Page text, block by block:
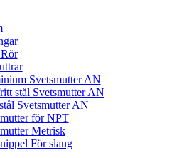
Svetsmutter AN
stål Svetsmutter AN
Svetsmutter AN
för NPT
Metrisk
För slang